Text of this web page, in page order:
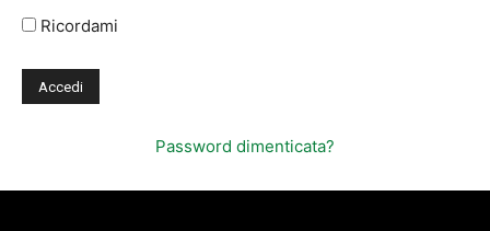
Ricordami
Password dimenticata?